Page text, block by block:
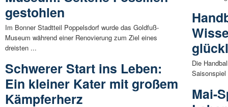
gestohlen
Im Bonner Stadtteil Poppelsdorf wurde das Goldfuß-
Museum während einer Renovierung zum Ziel eines
dreisten ...
Schwerer Start ins Leben:
Ein kleiner Kater mit großem
Kämpferherz
Die
Mai-